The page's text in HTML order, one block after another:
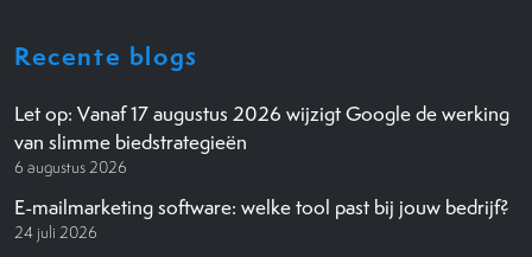
Recente blogs
Let op: Vanaf 17 augustus 2026 wijzigt Google de werking
van slimme biedstrategieën
6 augustus 2026
E-mailmarketing software: welke tool past bij jouw bedrijf?
24 juli 2026